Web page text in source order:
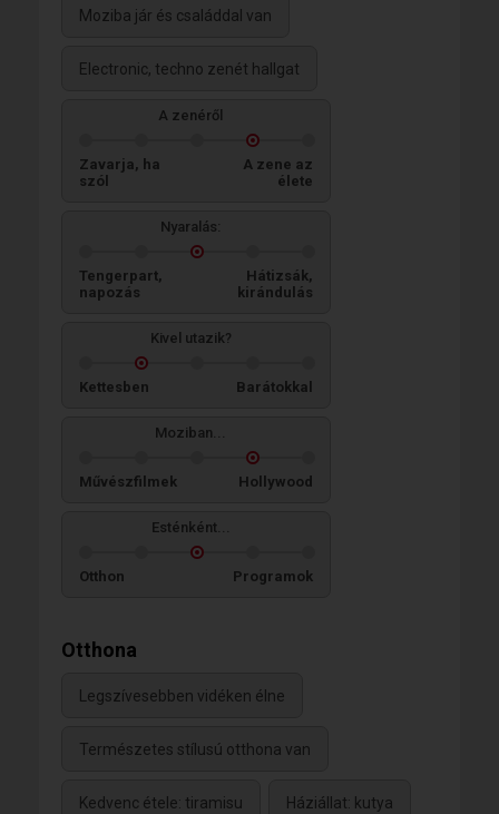
Moziba jár és családdal van
Electronic, techno zenét hallgat
A zenéről
Zavarja, ha
szól
A zene az
élete
Nyaralás:
Tengerpart,
napozás
Hátizsák,
kirándulás
Kivel utazik?
Kettesben Barátokkal
Moziban...
Művészfilmek Hollywood
Esténként...
Otthon Programok
Otthona
Legszívesebben vidéken élne
Természetes stílusú otthona van
Kedvenc étele: tiramisu Háziállat: kutya